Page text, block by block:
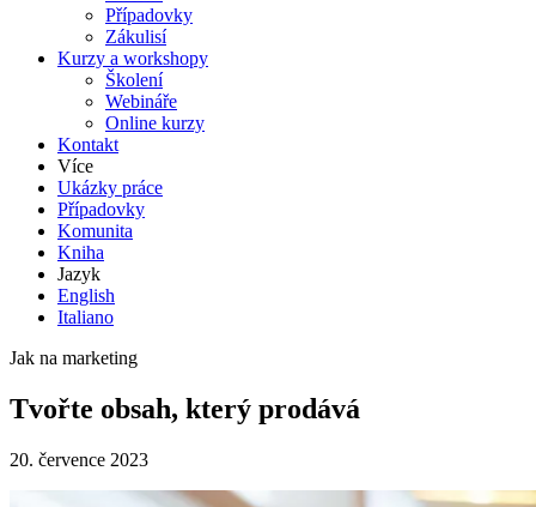
Případovky
Zákulisí
Kurzy a workshopy
Školení
Webináře
Online kurzy
Kontakt
Více
Ukázky práce
Případovky
Komunita
Kniha
Jazyk
English
Italiano
Jak na marketing
Tvořte obsah, který prodává
20. července 2023